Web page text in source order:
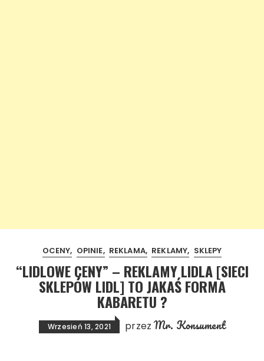
OCENY OPINIE REKLAMA REKLAMY SKLEPY
“LIDLOWE CENY” – REKLAMY LIDLA [SIECI
SKLEPÓW LIDL] TO JAKAŚ FORMA
KABARETU ?
Wrzesień 13, 2021 przezMr. Konsument